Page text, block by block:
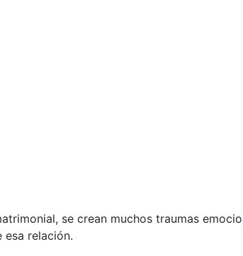
se crean muchos traumas
esa relación.